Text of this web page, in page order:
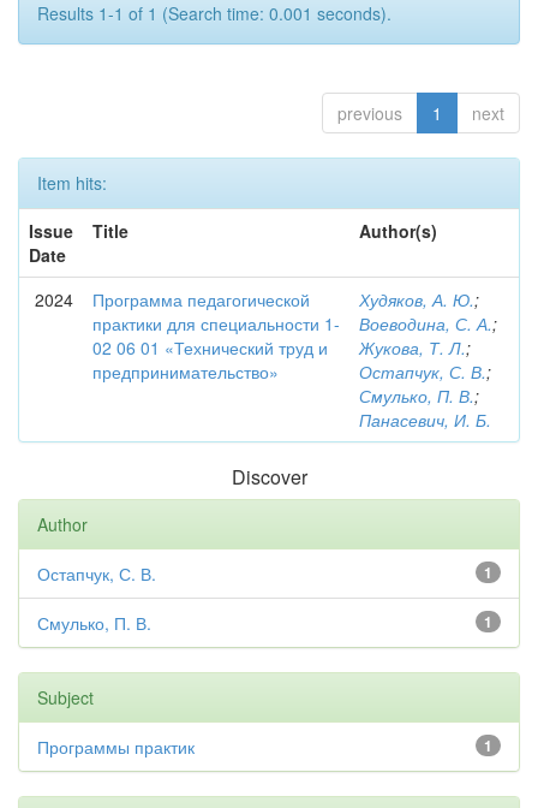
Results 1-1 of 1 (Search time: 0.001 seconds).
previous 1 next
Item hits:
Issue
Date
Title Author(s)
2024
Программа педагогической
практики для специальности 1-
02 06 01 «Технический труд и
предпринимательство»
Худяков, А. Ю.;
Воеводина, С. А.;
Жукова, Т. Л.;
Остапчук, С. В.;
Смулько, П. В.;
Панасевич, И. Б.
Discover
Author
1
Остапчук, С. В.
1
Смулько, П. В.
Subject
1
Программы практик